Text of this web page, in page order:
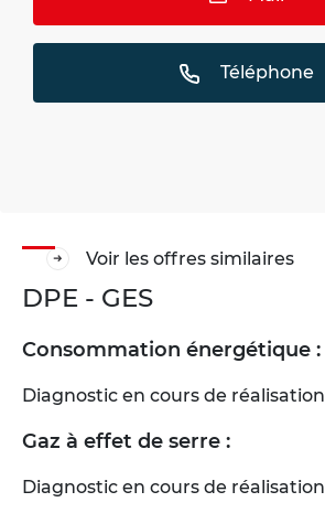
Téléphone
Voir les offres similaires
DPE - GES
Consommation énergétique :
Diagnostic en cours de réalisation
Gaz à effet de serre :
Diagnostic en cours de réalisation